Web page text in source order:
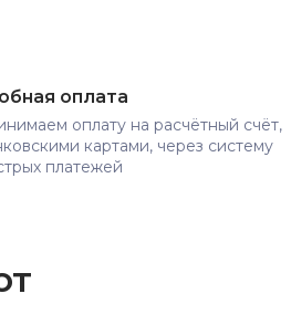
оплата
оплату на расчётный счёт,
картами, через систему
платежей